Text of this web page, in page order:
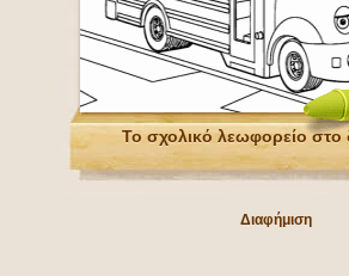
Το σχολικό λεωφορείο στο
Διαφήμιση